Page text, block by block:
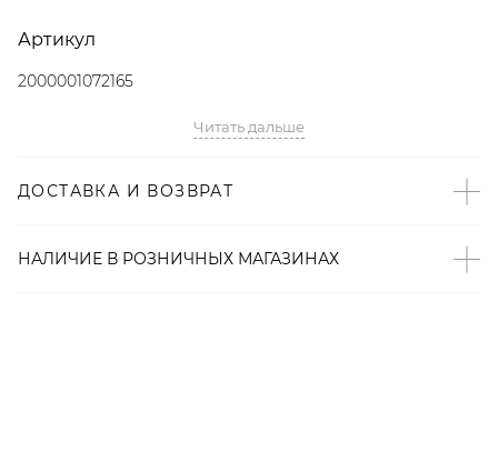
Артикул
2000001072165
Читать дальше
ДОСТАВКА И ВОЗВРАТ
НАЛИЧИЕ В РОЗНИЧНЫХ МАГАЗИНАХ